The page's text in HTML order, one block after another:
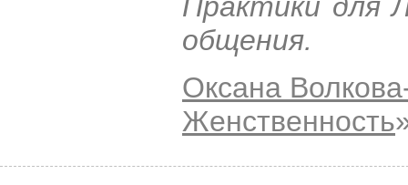
общения.
Оксана
Женственность